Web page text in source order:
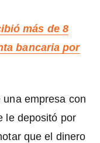
más de 8
bancaria por
una empresa con
le depositó por
que el dinero